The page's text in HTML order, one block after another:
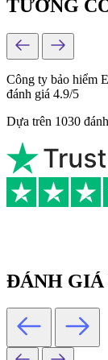
TƯỞNG
Công ty bảo hiểm
đánh giá 4.9/5
Dựa trên 1030
ĐÁNH GIÁ